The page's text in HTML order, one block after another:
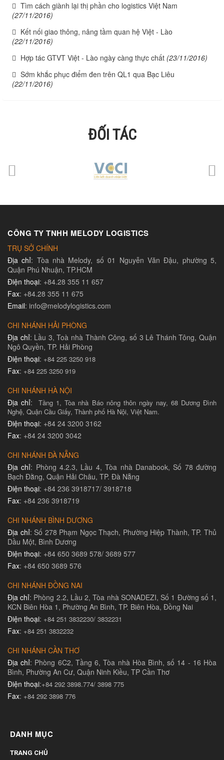
Tìm cách giành lại thị phần cho logistics Việt Nam
(27/11/2016)
Kết nối giao thông, nâng tầm quan hệ Việt - Lào
(22/11/2016)
Hợp tác GTVT Việt - Lào ngày càng thực chất (23/11/2016)
Sớm khắc phục điểm đen trên QL1 qua Bạc Liêu
(22/11/2016)
ĐỐI TÁC
CÔNG TY TNHH MELODY LOGISTICS
TRỤ SỞ CHÍNH
Địa chỉ: Tòa nhà Melody, số 01 Nguyễn Văn Đậu, phường 5,
Quận Phú Nhuận, TP.HCM
Điện thoại: +84.28 355 11 657
Fax: +84.28 355 11 675
Email: info@melodylogistics.com
CHI NHÁNH HẢI PHÒNG
Địa chỉ: Lầu 3, Toà nhà Thành Công, số 3 Lê Thánh Tông, Quận
Ngô Quyền, TP. Hải Phòng
Điện thoại: +84 225 3250 918
Fax: +84 225 3250 919
CHI NHÁNH HÀ NỘI
Địa chỉ:
Tầng 1, Tòa nhà Báo nông thôn ngày nay, 68 Dương Đình
Nghệ, Quận Cầu Giấy, Thành phố Hà Nội, Việt Nam.
Điện thoại: +84 24 3200 3162
Fax: +84 24 3200 3042
CHI NHÁNH ĐÀ NẴNG
Địa chỉ: Phòng 4.2.3, Lầu 4, Tòa nhà Danabook, Số 78 đường
Bạch Đằng, Quận Hải Châu, TP. Đà Nẵng
Điện thoại: +84 236 3918717/ 3918718
Fax: +84 236 3918719
CHI NHÁNH BÌNH DƯƠNG
Địa chỉ: Số 278 Phạm Ngọc Thạch, Phường Hiệp Thành, TP. Thủ
Dầu Một, Bình Dương
Điện thoại: +84 650 3689 578/ 3689 577
Fax: +84 650 3689 576
CHI NHÁNH ĐỒNG NAI
Địa chỉ: Phòng 2.2, Lầu 2, Tòa nhà SONADEZI, Số 1 Đường số 1,
KCN Biên Hòa 1, Phường An Bình, TP. Biên Hòa, Đồng Nai
Điện thoại: +84 251 3832230/ 3832231​
Fax: +84 251 3832232
CHI NHÁNH CẦN THƠ
Địa chỉ: Phòng 6C2, Tầng 6, Tòa nhà Hòa Bình, số 14 - 16 Hòa
Bình, Phường An Cư, Quận Ninh Kiều, TP Cần Thơ
Điện thoại:+84 292 3898.774/ 3898 775
Fax: +84 292 3898 776
DANH MỤC
TRANG CHỦ